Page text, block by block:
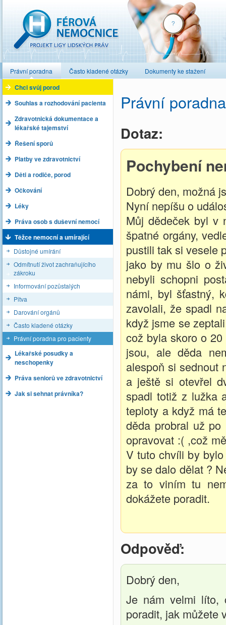
Právní poradna Často kladené otázky Dokumenty ke stažení
Chci svůj porod
Souhlas a rozhodování pacienta
Zdravotnická dokumentace a
lékařské tajemství
Řešení sporů
Platby ve zdravotnictví
Děti a rodiče, porod
Očkování
Léky
Práva osob s duševní nemocí
Těžce nemocní a umírající
Důstojné umírání
Odmítnutí život zachraňujícího
zákroku
Informování pozůstalých
Pitva
Darování orgánů
Často kladené otázky
Právní poradna pro pacienty
Lékařské posudky a
neschopenky
Práva seniorů ve zdravotnictví
Jak si sehnat právníka?
Právní
Dotaz:
Pochybení
Dobrý den, možná
Nyní nepíšu o
Můj dědeček byl v
špatné orgány,
pustili tak si vesele
jako by mu šlo o
nebyli schopni
námi, byl šťastný,
zavolali, že spadl
když jsme se
což byla skoro o
jsou, ale děda
alespoň si sednout
a ještě si otevřel
spadl totiž z lužka
teploty a když má
děda probral už
opravovat :( ,což
V tuto chvíli by
by se dalo dělat ?
za to viním tu
dokážete poradit.
Odpověď:
Dobrý den,
Je nám velmi líto,
poradit, jak můžete